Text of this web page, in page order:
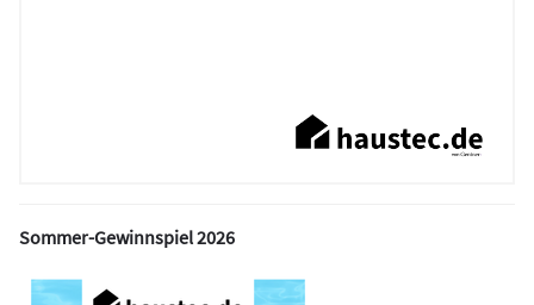
Sommer-Gewinnspiel 2026